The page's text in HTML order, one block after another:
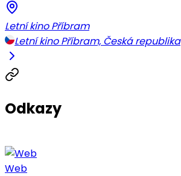
Letní kino Příbram
Letní kino Příbram, Česká republika
Odkazy
Web